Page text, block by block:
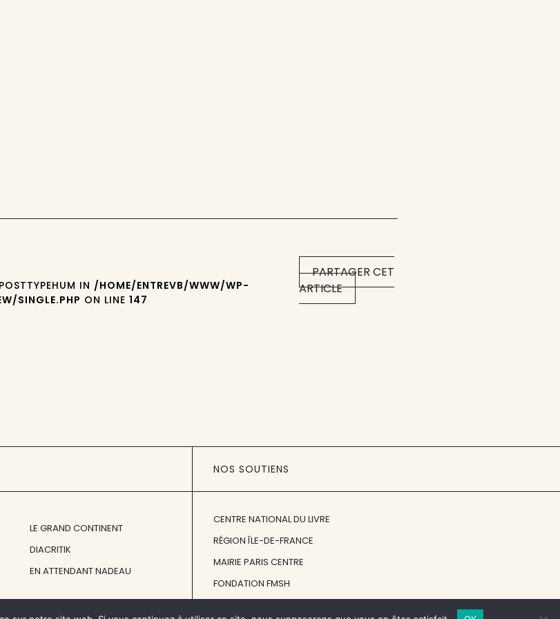
PARTAGER CET
ARTICLE
IN /HOME/ENTREVB/WWW/WP-
SINGLE.PHP ON LINE147
LE GRAND CONTINENT
DIACRITIK
EN ATTENDANT NADEAU
NOS SOUTIENS
CENTRE NATIONAL DU LIVRE
RÉGION ÎLE-DE-FRANCE
MAIRIE PARIS CENTRE
FONDATION FMSH